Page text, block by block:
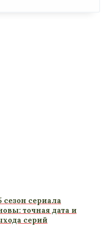
сезон сериала
точная дата и
серий